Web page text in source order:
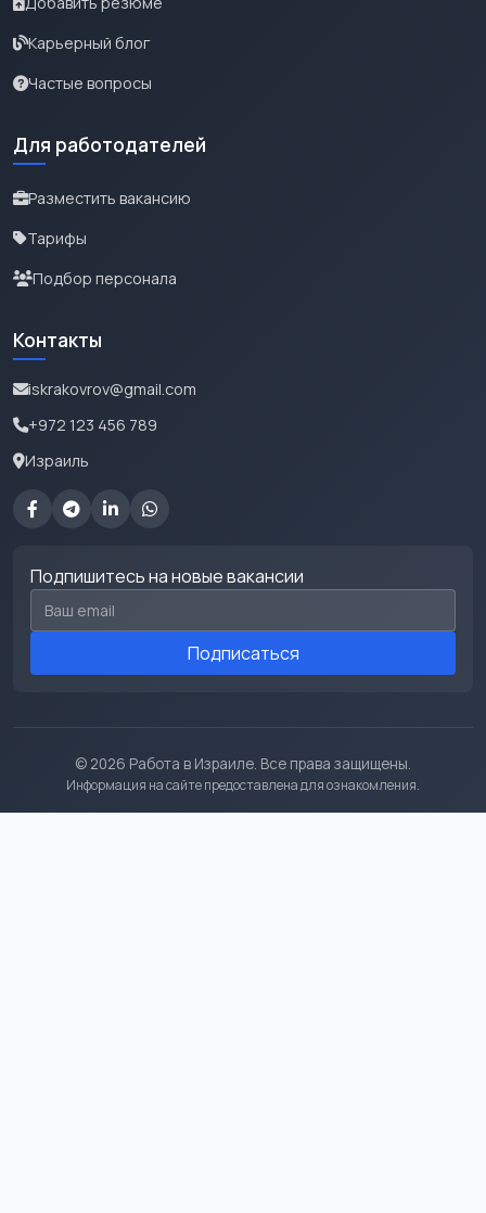
Карьерный блог
Частые вопросы
Для работодателей
Разместить вакансию
Тарифы
Подбор персонала
Контакты
iskrakovrov@gmail.com
+972 123 456 789
Израиль
Подпишитесь на новые вакансии
Email для подписки
Подписаться
© 2026 Работа в Израиле. Все права защищены.
Информация на сайте предоставлена для ознакомления.